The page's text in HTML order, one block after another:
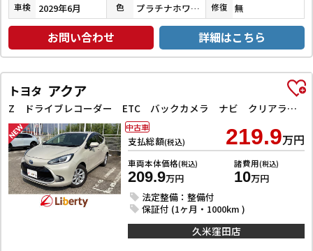
車検 2029年6月 色 プラチナホワイトパール 修復 無
お問い合わせ 詳細はこちら
トヨタ アクア
Z ドライブレコーダー ETC バックカメラ ナビ クリアランスソナー オートクルーズコントロール レーンアシスト 衝突被害軽減システム アルミホイール LEDヘッドランプ スマートキー 電動格納ミラー
支払総額(税込) 219.9万円
車両本体価格(税込)
209.9万円
諸費用(税込)
10万円
法定整備：整備付
保証付 (1ヶ月・1000km )
中古車
久米窪田店